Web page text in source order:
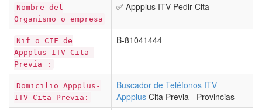
Nombre del
Organismo o empresa
✅ Appplus ITV Pedir Cita
Nif o CIF de
Appplus-ITV-Cita-
Previa :
B-81041444
Domicilio Appplus-
ITV-Cita-Previa:
Buscador de Teléfonos ITV
Appplus Cita Previa - Provincias